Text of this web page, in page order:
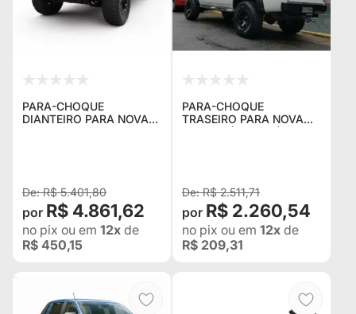
PARA-CHOQUE
DIANTEIRO PARA NOVA
R$ 5.401,80
R$ 4.861,62
no pix ou em 12x de
R$ 450,15
PARA-CHOQUE
TRASEIRO PARA NOVA
RANGER (EM AÇO)
R$ 2.511,71
R$ 2.260,54
no pix ou em 12x de
R$ 209,31